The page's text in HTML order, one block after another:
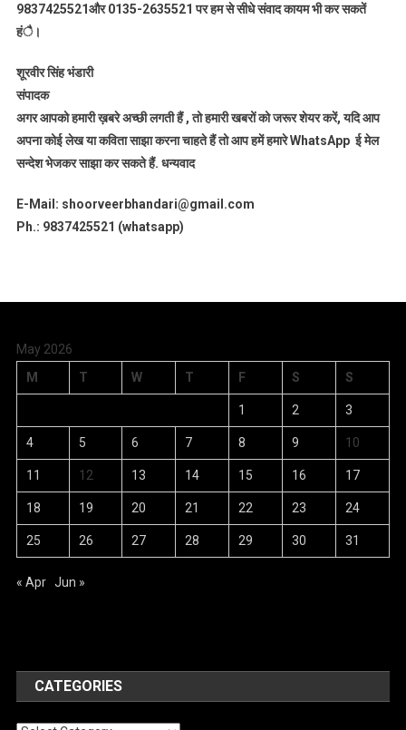
9837425521और 0135-2635521 पर हम से सीधे संवाद कायम भी कर सकतें
हंै।
शूरवीर सिंह भंडारी
संपादक
अगर आपको हमारी ख़बरे अच्छी लगती हैं , तो हमारी खबरों को जरूर शेयर करें, यदि आप
अपना कोई लेख या कविता साझा करना चाहते हैं तो आप हमें हमारे WhatsApp ई मेल
सन्देश भेजकर साझा कर सकते हैं. धन्यवाद
E-Mail: shoorveerbhandari@gmail.com
Ph.: 9837425521 (whatsapp)
May 2026
M
T W T F S S
1 2 3
4 5 6 7 8 9 10
11 12 13 14 15 16 17
18 19 20 21 22 23 24
25 26 27 28 29 30 31
« Apr Jun »
CATEGORIES